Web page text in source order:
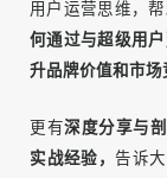
产品同质化
如
如何壮大品